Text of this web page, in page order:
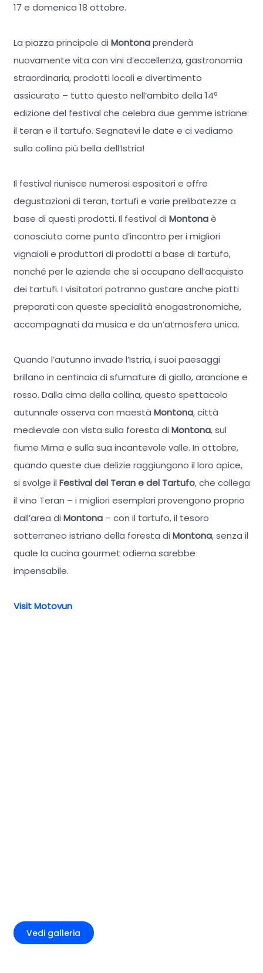
17 e domenica 18 ottobre.
La piazza principale di Montonaprenderà
nuovamente vita con vini d’eccellenza, gastronomia
straordinaria, prodotti locali e divertimento
assicurato – tutto questo nell’ambito della 14ª
edizione del festival che celebra due gemme istriane:
il teran e il tartufo. Segnatevi le date e ci vediamo
sulla collina più bella dell’Istria!
Il festival riunisce numerosi espositori e offre
degustazioni di teran, tartufi e varie prelibatezze a
base di questi prodotti. Il festival di Montonaè
conosciuto come punto d’incontro per i migliori
vignaioli e produttori di prodotti a base di tartufo,
nonché per le aziende che si occupano dell’acquisto
dei tartufi. I visitatori potranno gustare anche piatti
preparati con queste specialità enogastronomiche,
accompagnati da musica e da un’atmosfera unica.
Quando l’autunno invade l’Istria, i suoi paesaggi
brillano in centinaia di sfumature di giallo, arancione e
rosso. Dalla cima della collina, questo spettacolo
autunnale osserva con maestà Montona, città
medievale con vista sulla foresta di Montona, sul
fiume Mirna e sulla sua incantevole valle. In ottobre,
quando queste due delizie raggiungono il loro apice,
si svolge il Festival del Teran e del Tartufo, che collega
il vino Teran – i migliori esemplari provengono proprio
dall’area di Montona– con il tartufo, il tesoro
sotterraneo istriano della foresta di Montona, senza il
quale la cucina gourmet odierna sarebbe
impensabile.
Visit Motovun
Vedi galleria